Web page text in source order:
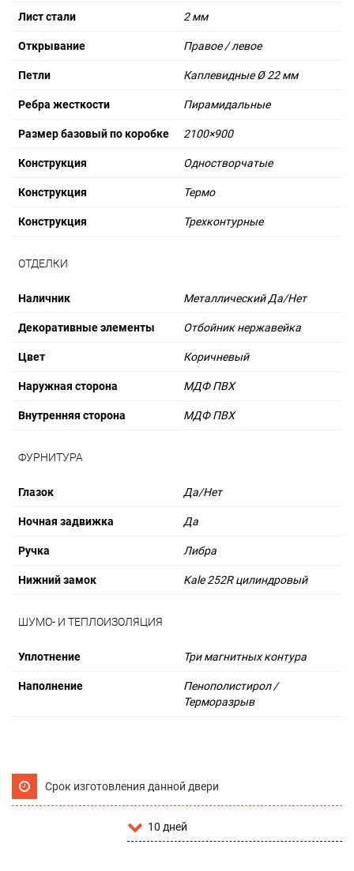
Лист стали 2 мм
Открывание Правое / левое
Петли Каплевидные Ø 22 мм
Ребра жесткости Пирамидальные
Размер базовый по коробке 2100×900
Конструкция Одностворчатые
Конструкция Термо
Конструкция Трехконтурные
ОТДЕЛКИ
Наличник Металлический Да/Нет
Декоративные элементы Отбойник нержавейка
Цвет Коричневый
Наружная сторона МДФ ПВХ
Внутренняя сторона МДФ ПВХ
ФУРНИТУРА
Глазок Да/Нет
Ночная задвижка Да
Ручка Либра
Нижний замок Kale 252R цилиндровый
ШУМО- И ТЕПЛОИЗОЛЯЦИЯ
Уплотнение Три магнитных контура
Наполнение
Пенополистирол /
Терморазрыв
Срок изготовления данной двери
10 дней